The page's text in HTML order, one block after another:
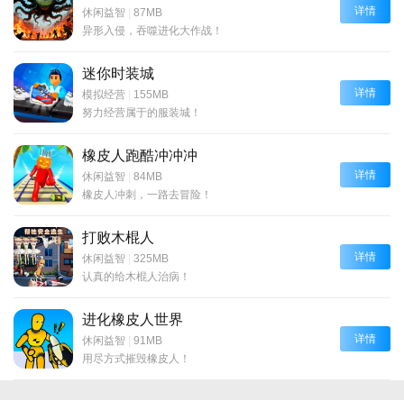
休闲益智 | 87MB
异形入侵，吞噬进化大作战！
详情
迷你时装城
模拟经营 | 155MB
努力经营属于的服装城！
详情
橡皮人跑酷冲冲冲
休闲益智 | 84MB
橡皮人冲刺，一路去冒险！
详情
打败木棍人
休闲益智 | 325MB
认真的给木棍人治病！
详情
进化橡皮人世界
休闲益智 | 91MB
用尽方式摧毁橡皮人！
详情